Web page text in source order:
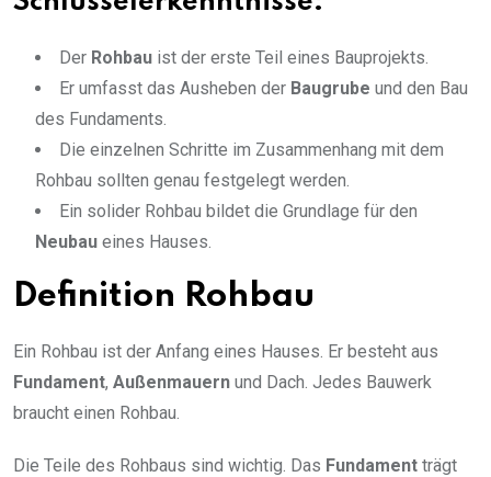
Der Rohbau ist der erste Teil eines Bauprojekts.
Er umfasst das Ausheben der Baugrube und den Bau
des Fundaments.
Die einzelnen Schritte im Zusammenhang mit dem
Rohbau sollten genau festgelegt werden.
Ein solider Rohbau bildet die Grundlage für den
Neubau eines Hauses.
Definition Rohbau
Ein Rohbau ist der Anfang eines Hauses. Er besteht aus
Fundament, Außenmauern und Dach. Jedes Bauwerk
braucht einen Rohbau.
Die Teile des Rohbaus sind wichtig. Das Fundament trägt